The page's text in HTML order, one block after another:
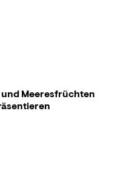
Meeresfrüchten